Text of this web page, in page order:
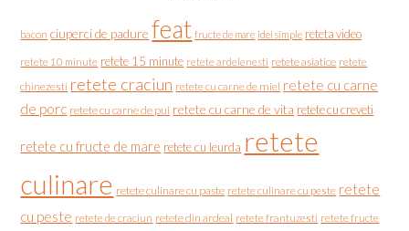
bacon ciuperci de padure feat fructe de mare idei simple reteta video
retete 10 minute retete 15 minute retete ardelenesti retete asiatice retete
chinezesti retete craciun retete cu carne de miel retete cu carne
de porc retete cu carne de pui retete cu carne de vita retete cu creveti
retete cu fructe de mare retete cu leurda retete
culinare retete culinare cu paste retete culinare cu peste retete
cu peste retete de craciun retete din ardeal retete frantuzesti retete fructe